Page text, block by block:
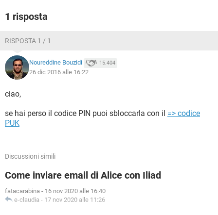
1 risposta
RISPOSTA 1 / 1
Noureddine Bouzidi 15.404
26 dic 2016 alle 16:22
ciao,
se hai perso il codice PIN puoi sbloccarla con il => codice
PUK
Discussioni simili
Come inviare email di Alice con Iliad
fatacarabina - 16 nov 2020 alle 16:40
e-claudia - 17 nov 2020 alle 11:26